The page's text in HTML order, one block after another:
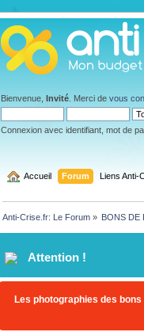
Bienvenue,Invité . Merci devous
Connexion avec identifiant, mot de
Accueil Forum Liens Anti-
Anti-Crise.fr: Le Forum» BONS DE
Attention !
Les photographies des